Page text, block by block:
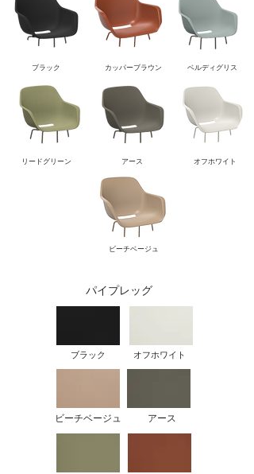
ブラック カッパーブラウン
リードグリーン アース
ベルディグリス
オフホワイト
ビーチベージュ
パイプレッグ
ブラック オフホワイト
ビーチベージュ アース